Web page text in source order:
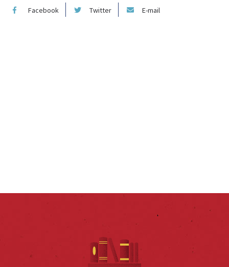
Facebook Twitter E-mail